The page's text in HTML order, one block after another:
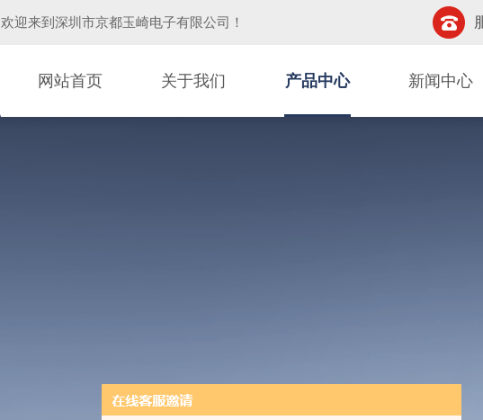
欢迎来到 深圳市京都玉崎电子有限公司 ！
网站首页 关于我们 产品中心 新闻中心